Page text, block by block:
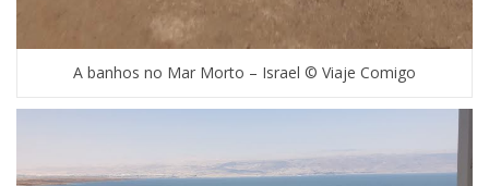
A banhos no Mar Morto – Israel © Viaje Comigo